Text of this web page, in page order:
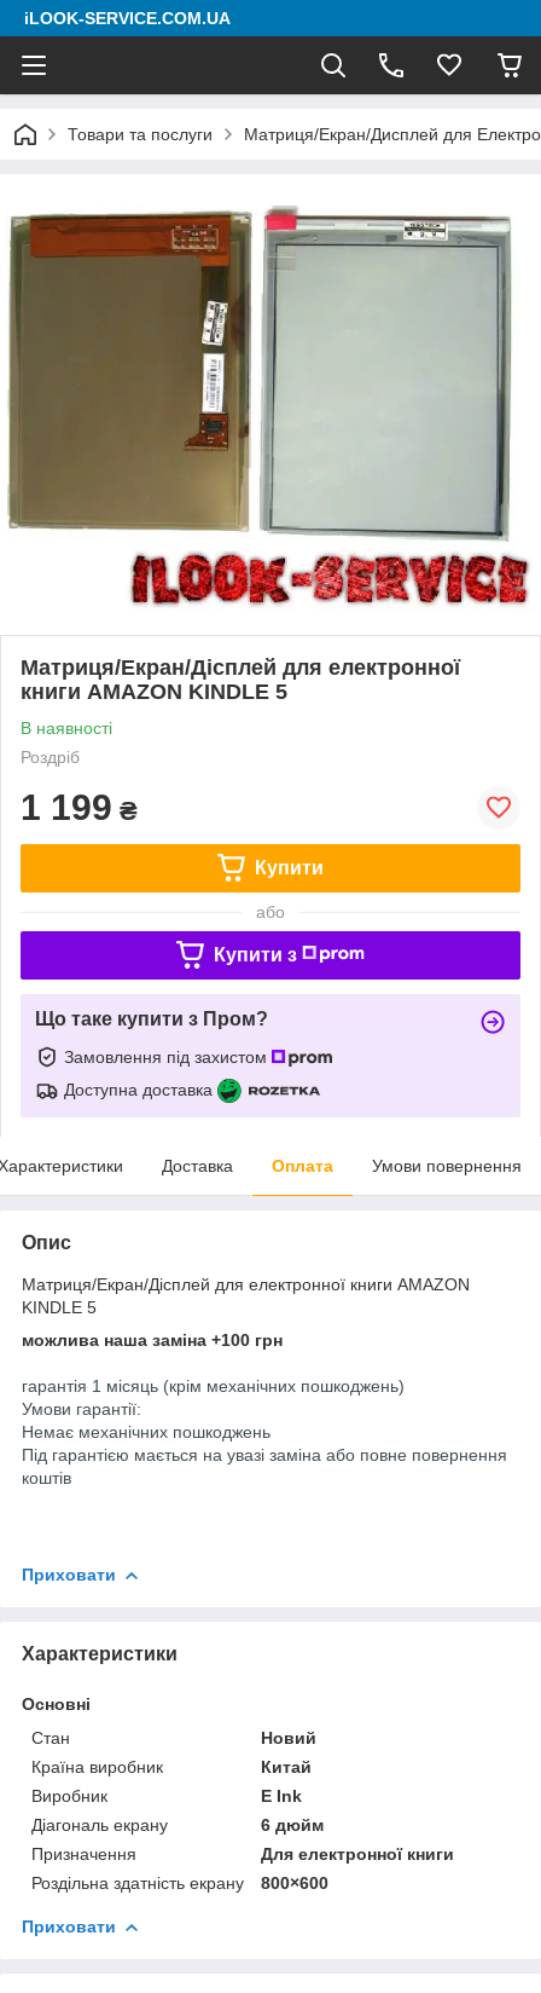
iLOOK-SERVICE.COM.UA
Товари та послуги Матриця/Екран/Дисплей для
Матриця/Екран/Дісплей для електронної
книги AMAZON KINDLE 5
В наявності
Роздріб
1 199 ₴
Купити
або
Купити з
Що таке купити з Пром?
Замовлення під захистом
Доступна доставка
Доставка Оплата Умови повернення
Опис
Матриця/Екран/Дісплей для електронної книги AMAZON
KINDLE 5
можлива наша заміна +100 грн
гарантія 1 місяць (крім механічних пошкоджень)
Умови гарантії:
Немає механічних пошкоджень
Під гарантією мається на увазі заміна або повне повернення
коштів
Приховати
Характеристики
Основні
Стан
Новий
Країна виробник
Китай
Виробник
E Ink
Діагональ екрану
6 дюйм
Призначення
Для електронної книги
Роздільна здатність екрану
800×600
Приховати